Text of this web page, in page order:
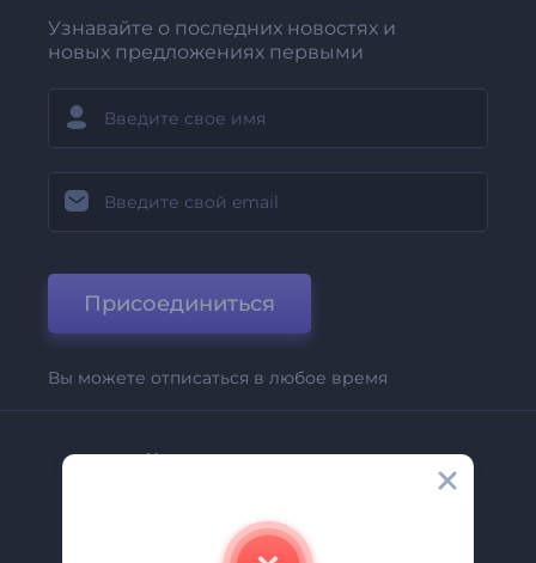
Узнавайте о последних новостях и
новых предложениях первыми
Присоединиться
Вы можете отписаться в любое время
Компания
Свяжитесь С Нами